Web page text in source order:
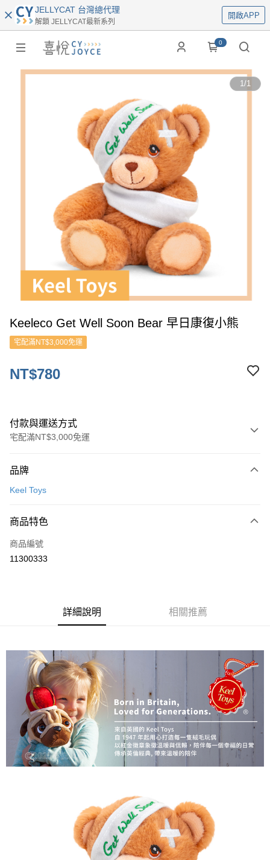
JELLYCAT 台灣總代理
解鎖 JELLYCAT最新系列
開啟APP
0
1/1
Keeleco Get Well Soon Bear 早日康復小熊
宅配滿NT$3,000免運
NT$780
付款與運送方式
宅配滿NT$3,000免運
信用卡一次付款
運送方式
付款後全家取貨
宅配 (離島)
每筆NT$280
品牌
Keel Toys
商品特色
商品編號
11300333
詳細說明 相關推薦